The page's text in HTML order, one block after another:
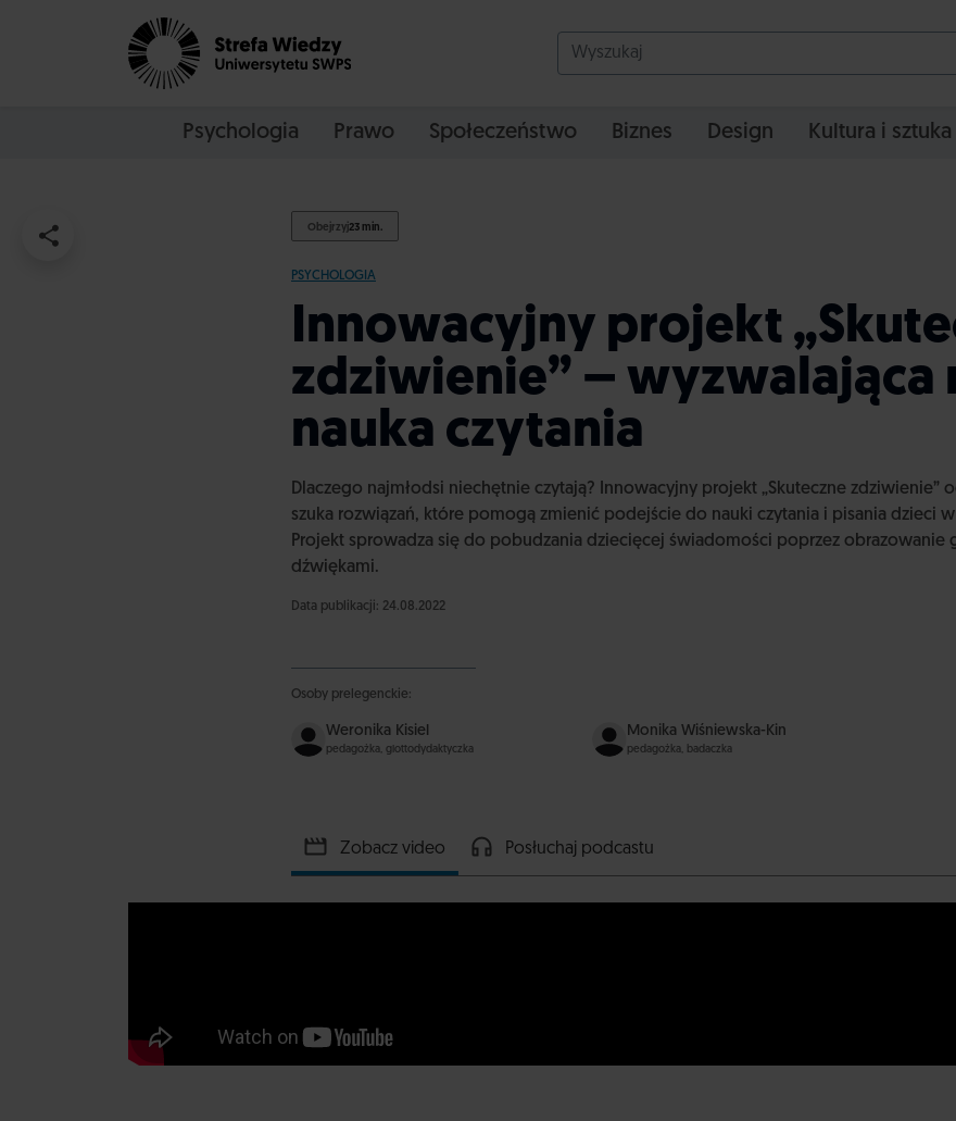
Psychologia Prawo Społeczeństwo Biznes Design Kultura i sztuka
Obejrzyj23 min.
PSYCHOLOGIA
Innowacyjny projekt
zdziwienie” – wyzwalająca
nauka czytania
Dlaczego najmłodsi niechętnie czytają? Innowacyjny projekt „Skuteczne zdziwienie”
szuka rozwiązań, które pomogą zmienić podejście do nauki czytania i pisania dzieci
Projekt sprowadza się do pobudzania dziecięcej świadomości poprzez obrazowanie
dźwiękami.
Data publikacji: 24.08.2022
Osoby prelegenckie:
Weronika Kisiel
pedagożka, glottodydaktyczka
Monika Wiśniewska-Kin
pedagożka, badaczka
Zobacz video Posłuchaj podcastu